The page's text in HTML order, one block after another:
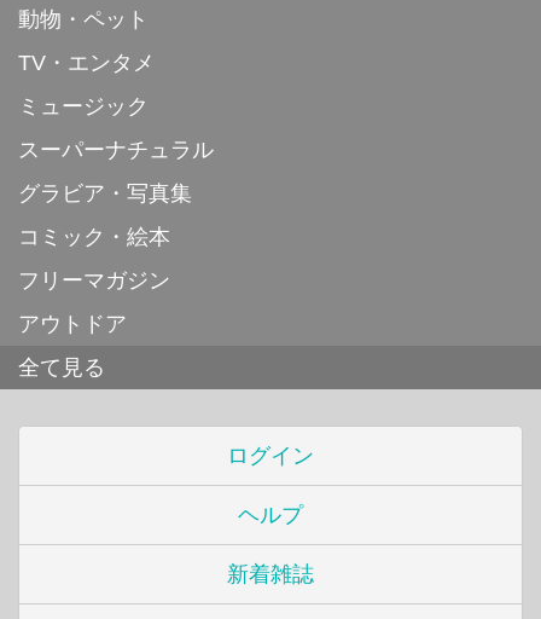
動物・ペット
TV・エンタメ
ミュージック
スーパーナチュラル
グラビア・写真集
コミック・絵本
フリーマガジン
アウトドア
全て見る
ログイン
ヘルプ
新着雑誌